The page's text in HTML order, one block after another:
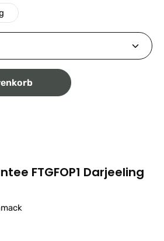
den gewünschten Wert ein
FTGFOP1 Darjeeling